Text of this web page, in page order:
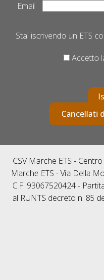
Email
Stai iscrivendo un ETS
Accetto
Cancellati
CSV Marche ETS -
Marche ETS - Via Della
C.F. 93067520424 -
al RUNTS decreto n. 85